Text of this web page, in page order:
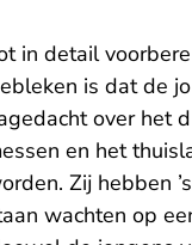
in detail
is dat de
over het
en het
Zij hebben
wachten op